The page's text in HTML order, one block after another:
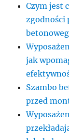
Czym jest
zgodności
jak
Szambo
przed